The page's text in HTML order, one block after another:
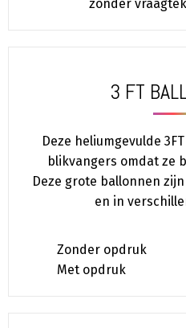
zonder
3 FT
Deze heliumgevulde
blikvangers omdat ze
Deze grote ballonnen
en in
Zonder opdruk
Met opdruk